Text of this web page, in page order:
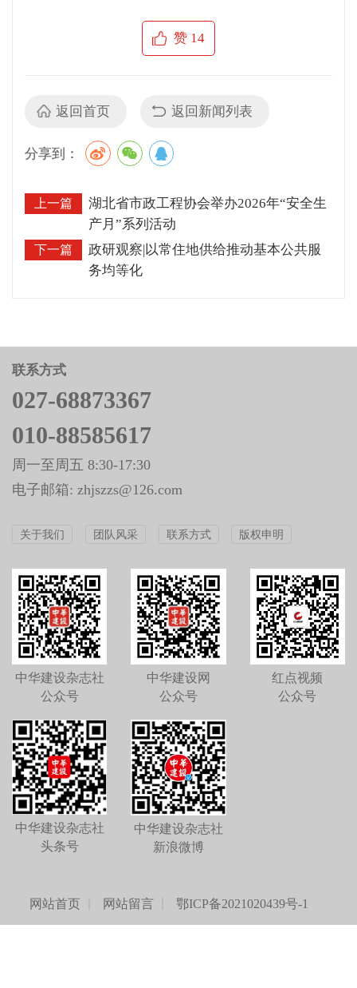
赞 14
返回首页 返回新闻列表
分享到：
上一篇
湖北省市政工程协会举办2026年“安全生
产月”系列活动
下一篇
政研观察|以常住地供给推动基本公共服
务均等化
联系方式
027-68873367
010-88585617
周一至周五 8:30-17:30
电子邮箱: zhjszzs@126.com
关于我们 团队风采 联系方式 版权申明
中华建设杂志社
公众号
中华建设网
公众号
红点视频
公众号
中华建设杂志社
头条号
中华建设杂志社
新浪微博
网站首页 网站留言 鄂ICP备2021020439号-1